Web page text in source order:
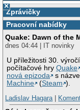
×
Zprávičky
Pracovní nabídky
Quake: Dawn of the
dnes 04:44 | IT novinky
U příležitosti 30.
počítačové hryQuake
nová epizoda
s
Machine
(Steam ).
Ladislav Hagara|